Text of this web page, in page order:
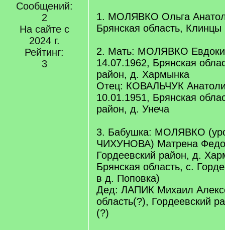
Сообщений:
2
На сайте с
2024 г.
Рейтинг:
3
1. МОЛЯВКО Ольга
Брянская область, Клинцы
2. Мать: МОЛЯВКО
14.07.1962, Брянская
район, д. Хармынка
Отец: КОВАЛЬЧУК
10.01.1951, Брянская
район, д. Унеча
3. Бабушка: МОЛЯВКО
ЧИХУНОВА) Матрена
Гордеевский район, д.
Брянская область, с.
в д. Поповка)
Дед: ЛАПИК Михаил
область(?), Гордеевский
(?)